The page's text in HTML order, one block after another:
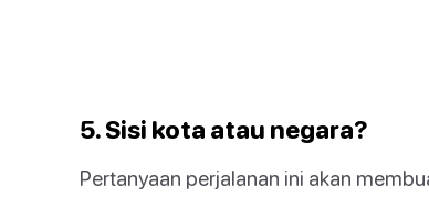
5. Sisi kota atau negara?
Pertanyaan perjalanan ini akan